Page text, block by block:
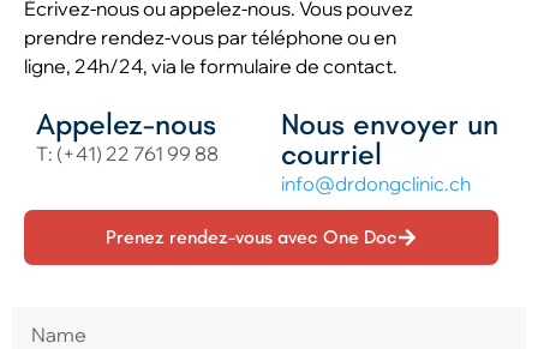
Écrivez-nous ou appelez-nous. Vous pouvez
prendre rendez-vous par téléphone ou en
ligne, 24h/24, via le formulaire de contact.
Appelez-nous
T: (+41) 22 761 99 88
Nous envoyer un
courriel
info@drdongclinic.ch
Prenez rendez-vous avec One Doc